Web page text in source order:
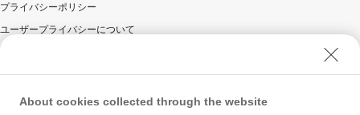
プライバシーポリシー
ユーザープライバシーについて
ウェブサイト利用規約
反社会的勢力に対する方針
About cookies collected through the website